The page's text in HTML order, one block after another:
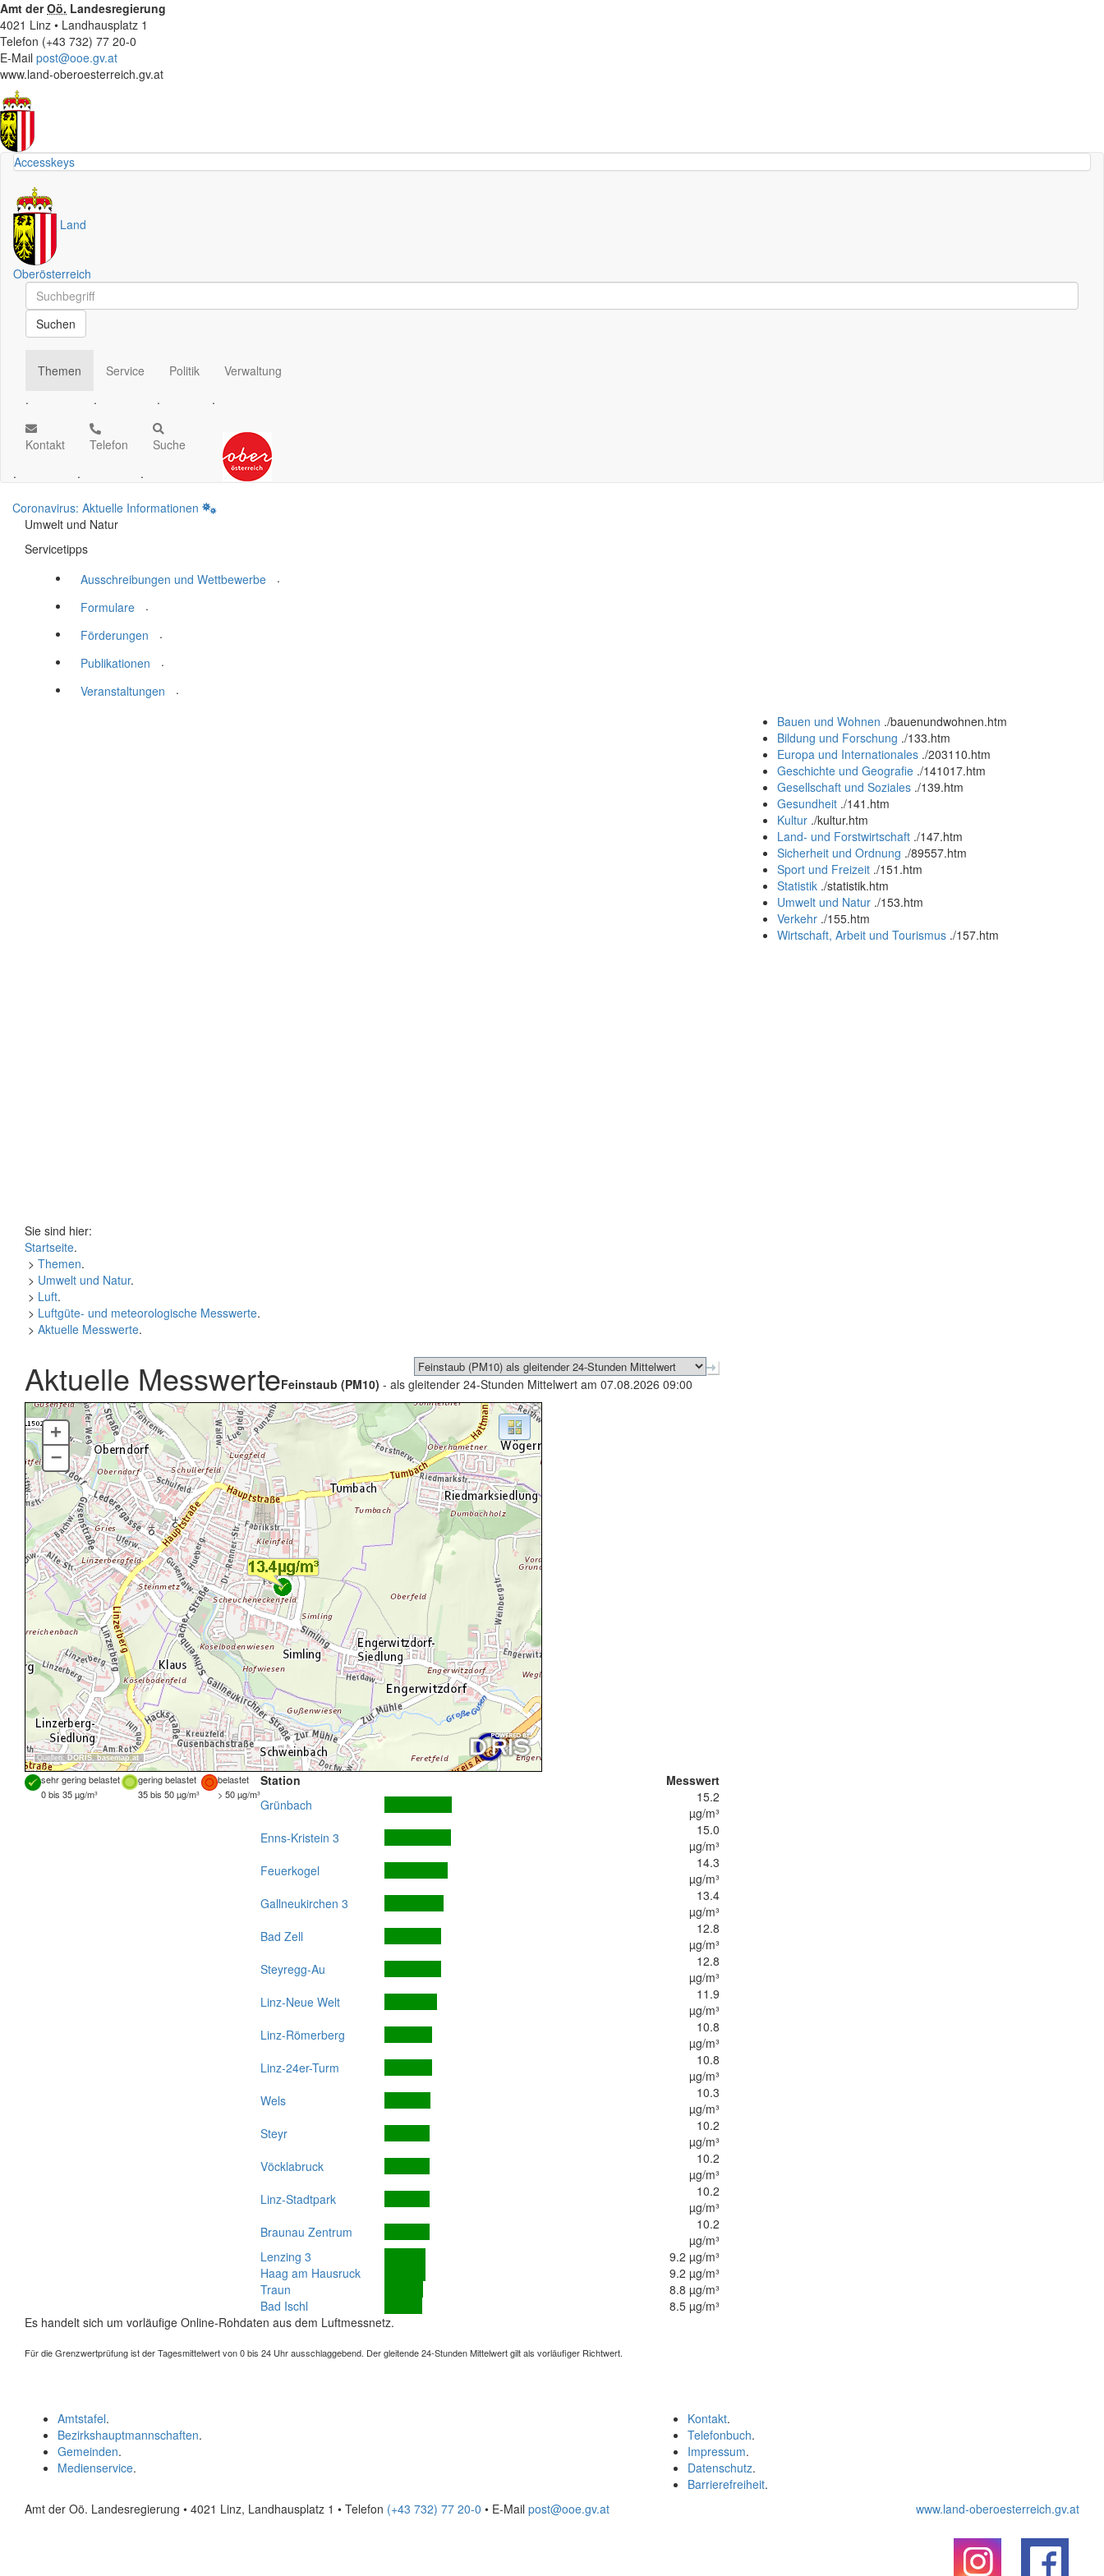
Amt derOö. Landesregierung
4021 Linz • Landhausplatz 1
Telefon (+43 732) 77 20-0
E-Mail post@ooe.gv.at
www.land-oberoesterreich.gv.at
Accesskeys
Land
Oberösterreich
Schnellsuche
Schnellsuche
Suchen
Themen
.
Service
.
Politik
.
Verwaltung
.
Kontakt
.
Telefon
.
Suche
.
Coronavirus: Aktuelle Informationen
Umwelt und Natur
Servicetipps
Ausschreibungen und Wettbewerbe
.
Formulare
.
Förderungen
.
Publikationen
.
Veranstaltungen
.
Bauen und Wohnen ./bauenundwohnen.htm
Bildung und Forschung ./133.htm
Europa und Internationales ./203110.htm
Geschichte und Geografie ./141017.htm
Gesellschaft und Soziales ./139.htm
Gesundheit ./141.htm
Kultur ./kultur.htm
Land- und Forstwirtschaft ./147.htm
Sicherheit und Ordnung ./89557.htm
Sport und Freizeit ./151.htm
Statistik ./statistik.htm
Umwelt und Natur ./153.htm
Verkehr ./155.htm
Wirtschaft, Arbeit und Tourismus ./157.htm
Sie sind hier:
Startseite.
> Themen.
> Umwelt und Natur.
> Luft.
> Luftgüte- und meteorologische Messwerte.
> Aktuelle Messwerte.
Aktuelle MesswerteFeinstaub (PM10) - als gleitender 24-Stunden Mittelwert am 07.08.2026 09:00
Quellen: DORIS, basemap.at
+
–
sehr gering belastet gering belastet
belastet
0 bis 35 µg/m³
35 bis 50 µg/m³ > 50 µg/m³
Station
Messwert
Grünbach
15.2
µg/m³
Enns-Kristein 3
15.0
µg/m³
Feuerkogel
14.3
µg/m³
Gallneukirchen 3
13.4
µg/m³
Bad Zell
12.8
µg/m³
Steyregg-Au
12.8
µg/m³
Linz-Neue Welt
11.9
µg/m³
Linz-Römerberg
10.8
µg/m³
Linz-24er-Turm
10.8
µg/m³
Wels
10.3
µg/m³
Steyr
10.2
µg/m³
Vöcklabruck
10.2
µg/m³
Linz-Stadtpark
10.2
µg/m³
Braunau Zentrum
10.2
µg/m³
Lenzing 3
9.2 µg/m³
Haag am Hausruck
9.2 µg/m³
Traun
8.8 µg/m³
Bad Ischl
8.5 µg/m³
Es handelt sich um vorläufige Online-Rohdaten aus dem Luftmessnetz.
Für die Grenzwertprüfung ist der Tagesmittelwert von 0 bis 24 Uhr ausschlaggebend. Der gleitende 24-Stunden Mittelwert gilt als vorläufiger Richtwert.
Kontakt.
Telefonbuch.
Impressum.
Datenschutz.
Barrierefreiheit.
Amtstafel.
Bezirkshauptmannschaften.
Gemeinden.
Medienservice.
Amt der Oö. Landesregierung • 4021 Linz, Landhausplatz 1 • Telefon (+43 732) 77 20-0 • E-Mail post@ooe.gv.at www.land-oberoesterreich.gv.at